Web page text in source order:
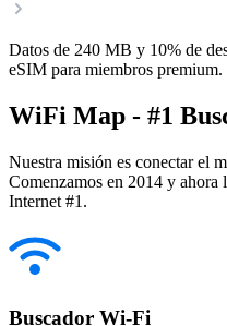
Datos de 240 MB y 10% de
eSIM para miembros premium.
WiFi Map - #1
Nuestra misión es conectar el
Comenzamos en 2014 y ahora
Internet #1.
Buscador Wi-Fi